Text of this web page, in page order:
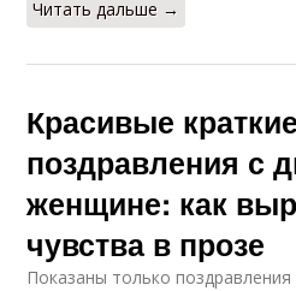
Читать дальше →
Красивые краткие
поздравления с
женщине: как
чувства в прозе
Показаны только